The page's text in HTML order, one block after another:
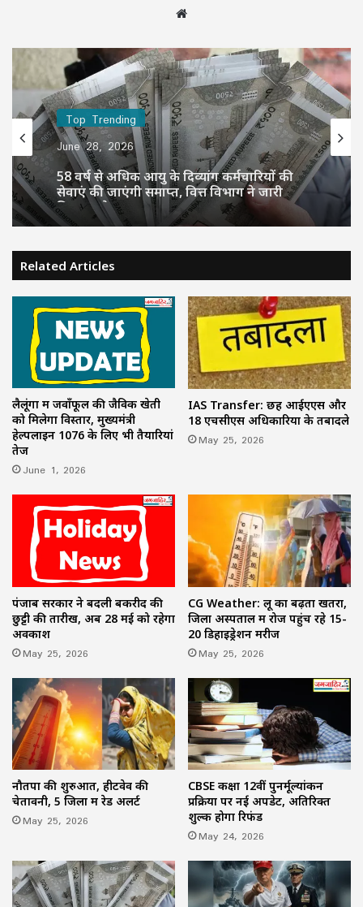
Top Trending
June 28, 2026
58 वर्ष से अधिक आयु के दिव्यांग कर्मचारियों की
सेवाएं की जाएंगी समाप्त, वित्त विभाग ने जारी
किया आदेश
Related Articles
लैलूंगा में जवाँफूल की जैविक खेती
को मिलेगा विस्तार, मुख्यमंत्री
हेल्पलाइन 1076 के लिए भी तैयारियां
तेज
June 1, 2026
IAS Transfer: छह आईएएस और
18 एचसीएस अधिकारियों के तबादले
May 25, 2026
पंजाब सरकार ने बदली बकरीद की
छुट्टी की तारीख, अब 28 मई को रहेगा
अवकाश
May 25, 2026
CG Weather: लू का बढ़ता खतरा,
जिला अस्पताल में रोज पहुंच रहे 15-
20 डिहाइड्रेशन मरीज
May 25, 2026
नौतपा की शुरुआत, हीटवेव की
चेतावनी, 5 जिलों में रेड अलर्ट
May 25, 2026
CBSE कक्षा 12वीं पुनर्मूल्यांकन
प्रक्रिया पर नई अपडेट, अतिरिक्त
शुल्क होगा रिफंड
May 24, 2026